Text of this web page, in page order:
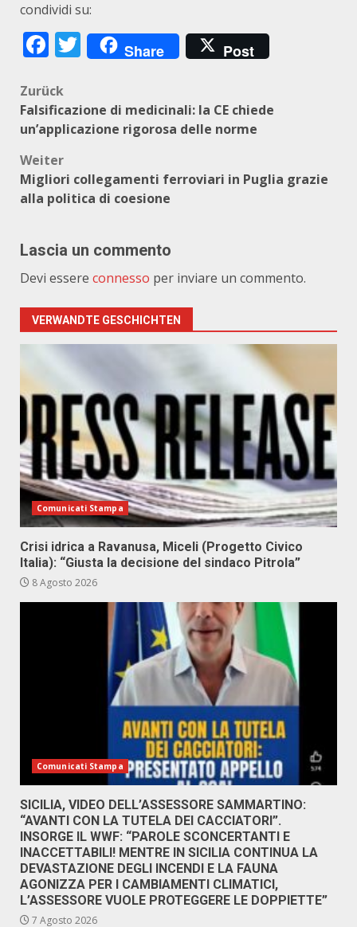
condividi su:
Facebook
Twitter
Share Post
Beitragsnavigation
Zurück
Falsificazione di medicinali: la CE chiede
un’applicazione rigorosa delle norme
Weiter
Migliori collegamenti ferroviari in Puglia grazie
alla politica di coesione
Lascia un commento
Devi essere connesso per inviare un commento.
VERWANDTE GESCHICHTEN
Comunicati Stampa
Crisi idrica a Ravanusa, Miceli (Progetto Civico
Italia): “Giusta la decisione del sindaco Pitrola”
8 Agosto 2026
Comunicati Stampa
SICILIA, VIDEO DELL’ASSESSORE SAMMARTINO:
“AVANTI CON LA TUTELA DEI CACCIATORI”.
INSORGE IL WWF: “PAROLE SCONCERTANTI E
INACCETTABILI! MENTRE IN SICILIA CONTINUA LA
DEVASTAZIONE DEGLI INCENDI E LA FAUNA
AGONIZZA PER I CAMBIAMENTI CLIMATICI,
L’ASSESSORE VUOLE PROTEGGERE LE DOPPIETTE”
7 Agosto 2026